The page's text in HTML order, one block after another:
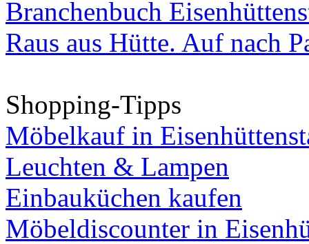
Branchenbuch
Raus aus Hütte. Auf nach
Shopping-Tipps
Möbelkauf in
Leuchten & Lampen
Einbauküchen kaufen
Möbeldiscounter in